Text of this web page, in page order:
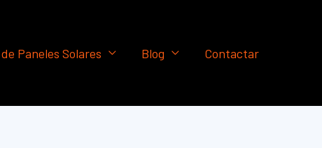
Paneles Solares Blog Contactar